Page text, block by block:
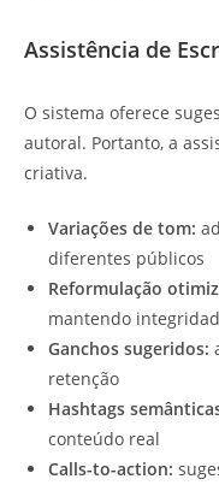
Assistência de
O sistema oferece
autoral. Portanto, a
criativa.
Variações de tom:
diferentes públicos
Reformulação
mantendo
Ganchos sugeridos:
retenção
Hashtags
conteúdo real
Calls-to-action: